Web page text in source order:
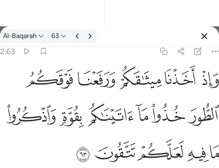
ตัฟซีร: Al-Baqarah 2:63
Al-Baqarah 63
2:63
فوقكم الطور خذوا ما اتيناكم بقوة واذكروا ما فيه لعلكم تتقون ٦٣
ٱلطُّورَ خُذُوا۟ مَآ ءَاتَيْنَـٰكُم بِقُوَّةٍۢ وَٱذْكُرُوا۟ مَا فِيهِ لَعَلَّكُمْ تَتَّقُونَ ٦٣ﱚ ﱛﱜﱝﱞ
ﱟﱠﱡﱢ ﱣﱤ
ﱥﱦﱧﱨﱩ